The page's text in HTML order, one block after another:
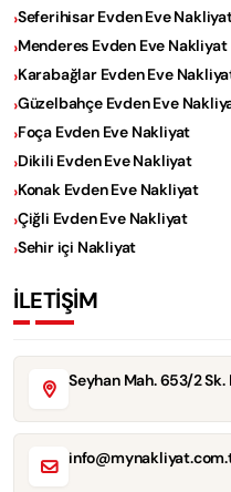
Seferihisar Evden Eve
Menderes Evden Eve Nakliyat
Karabağlar Evden Eve
Güzelbahçe Evden Eve
Foça Evden Eve Nakliyat
Dikili Evden Eve Nakliyat
Konak Evden Eve Nakliyat
Çiğli Evden Eve Nakliyat
Sehir içi Nakliyat
İLETİŞİM
Seyhan Mah. 653/2